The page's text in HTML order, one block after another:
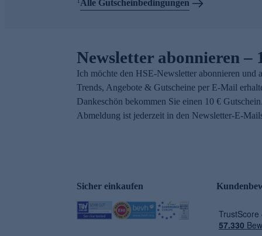
Alle Gutscheinbedingungen
Newsletter abonnieren –
Ich möchte den HSE-Newsletter abonnieren und
Trends, Angebote & Gutscheine per E-Mail
Dankeschön bekommen Sie einen 10 €
Abmeldung ist jederzeit in den Newsletter-E-
Sicher einkaufen